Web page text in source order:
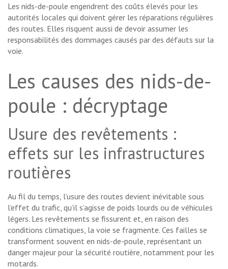
Les nids-de-poule engendrent des coûts élevés pour les
autorités locales qui doivent gérer les réparations régulières
des routes. Elles risquent aussi de devoir assumer les
responsabilités des dommages causés par des défauts sur la
voie.
Les causes des nids-de-
poule : décryptage
Usure des revêtements :
effets sur les infrastructures
routières
Au fil du temps, l’usure des routes devient inévitable sous
l’effet du trafic, qu’il s’agisse de poids lourds ou de véhicules
légers. Les revêtements se fissurent et, en raison des
conditions climatiques, la voie se fragmente. Ces failles se
transforment souvent en nids-de-poule, représentant un
danger majeur pour la sécurité routière, notamment pour les
motards.